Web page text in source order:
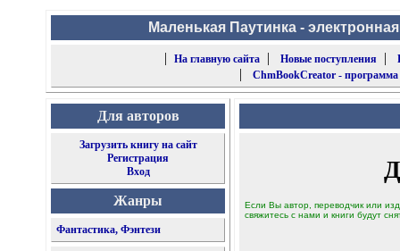
Маленькая Паутинка -
|
На главную сайта| Новые поступления |
| ChmBookCreator -
Для авторов
Загрузить книгу на сайт
Регистрация
Вход
Жанры
Фантастика, Фэнтези
Если Вы автор, переводчик или
свяжитесь с нами и книги будут